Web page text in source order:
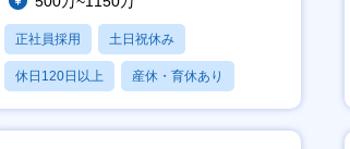
正社員採用 土日祝休み
休日120日以上 産休・育休あり
月残業20時間以内